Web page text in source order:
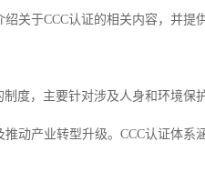
关于CCC认证的相关内容，并提
度，主要针对涉及人身和环境
动产业转型升级。CCC认证体